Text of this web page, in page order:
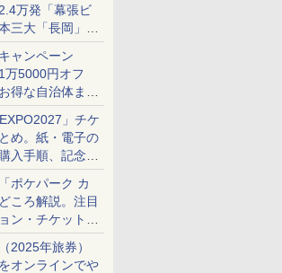
万発「幕張ビ
三大「長岡」な
ト目白押し！
ャンペーン
万5000円オフ
な自治体まと
」チケ
め。紙・電子の
入手順、記念チ
ポケパーク カ
ころ解説。注目
ン・チケット手
必要な準備は？
2025年旅券）
オンラインでや